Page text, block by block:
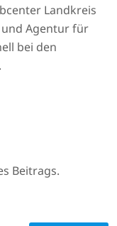
Landkreis
und Agentur für
bei den
Beitrags.